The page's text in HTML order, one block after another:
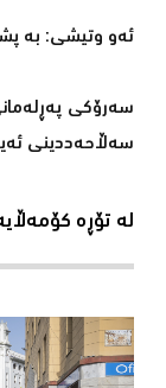
ئەو وتیشی: بە
سەرۆكی
سەڵاحەددینی
لە تۆڕە